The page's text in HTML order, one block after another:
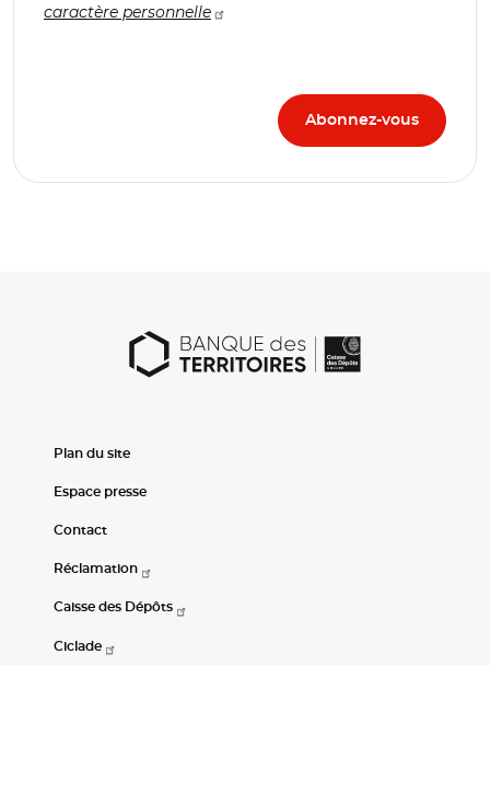
caractère personnelle
Plan du site
Espace presse
Contact
Réclamation
Caisse des Dépôts
Ciclade